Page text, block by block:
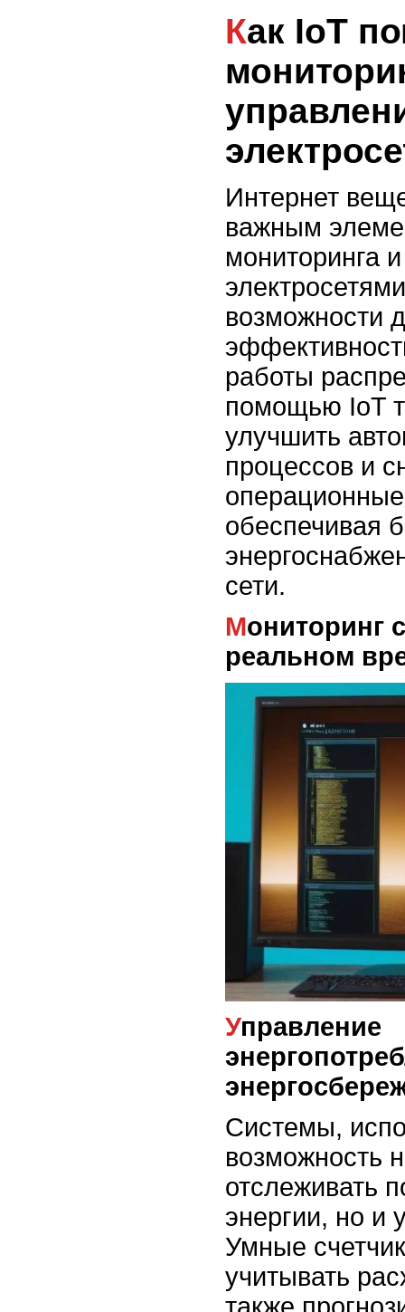
Как IoT помогает в
Интернет
важным
мониторинга
возможности
работы
помощью IoT
улучшить
процессов и
обеспечивая
сети.
Мониторинг состояния сетей в
реальном
Управление
Системы,
возможность
отслеживать
энергии, но и
Умные
учитывать